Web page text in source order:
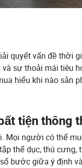
quyết vấn đề thời
sự thoải mái tiêu
hiểu khi nào sản
tiện thông
người có thể
thể dục, thú
bước giữa ý định